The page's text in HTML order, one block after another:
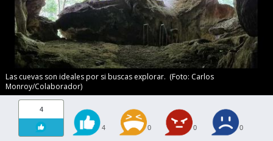
Las cuevas son ideales por si buscas explorar. (Foto: Carlos
Monroy/Colaborador)
4
4 0 0 0